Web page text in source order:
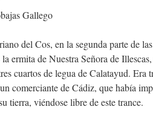
Gallego
Cos, en la segunda parte de las
la ermita de Nuestra Señora de
cuartos de legua de Calatayud. Era
comerciante de Cádiz, que había
tierra, viéndose libre de este trance.